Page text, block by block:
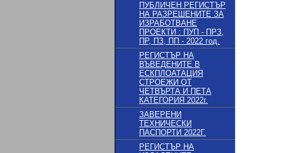
ПУБЛИЧЕН РЕГИСТЪР
НА РАЗРЕШЕНИТЕ ЗА
ИЗРАБОТВАНЕ
ПРОЕКТИ : ПУП - ПРЗ,
ПР, ПЗ, ПП - 2022 год.
РЕГИСТЪР НА
ВЪВЕДЕНИТЕ В
ЕСКПЛОАТАЦИЯ
СТРОЕЖИ ОТ
ЧЕТВЪРТА И ПЕТА
КАТЕГОРИЯ 2022г.
ЗАВЕРЕНИ
ТЕХНИЧЕСКИ
ПАСПОРТИ 2022Г.
РЕГИСТЪР НА